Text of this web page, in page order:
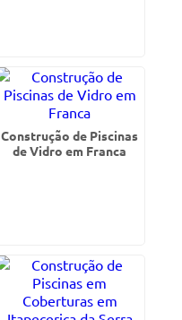
Construção de Piscinas
de Vidro em Franca